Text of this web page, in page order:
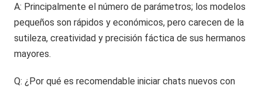
A: Principalmente el número de parámetros; los modelos
pequeños son rápidos y económicos, pero carecen de la
sutileza, creatividad y precisión fáctica de sus hermanos
mayores.
Q: ¿Por qué es recomendable iniciar chats nuevos con